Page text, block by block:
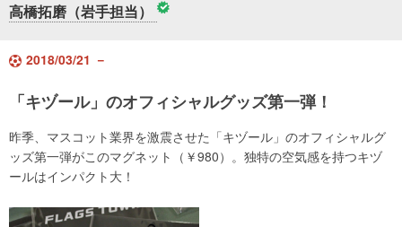
高橋拓磨（岩手担当）
2018/03/21 －
「キヅール」のオフィシャルグッズ第一弾！
昨季、マスコット業界を激震させた「キヅール」のオフィシャルグ
ッズ第一弾がこのマグネット（￥980）。独特の空気感を持つキヅ
ールはインパクト大！